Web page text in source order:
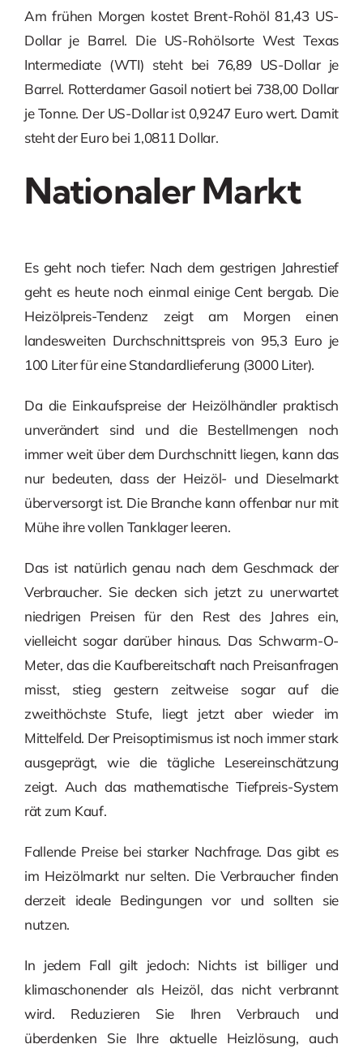
Am frühen Morgen kostet Brent-Rohöl 81,43 US-
Dollar je Barrel. Die US-Rohölsorte West Texas
Intermediate (WTI) steht bei 76,89 US-Dollar je
Barrel. Rotterdamer Gasoil notiert bei 738,00 Dollar
je Tonne. Der US-Dollar ist 0,9247 Euro wert. Damit
steht der Euro bei 1,0811 Dollar.
Nationaler Markt
Es geht noch tiefer: Nach dem gestrigen Jahrestief
geht es heute noch einmal einige Cent bergab. Die
Heizölpreis-Tendenz zeigt am Morgen einen
landesweiten Durchschnittspreis von 95,3 Euro je
100 Liter für eine Standardlieferung (3000 Liter).
Da die Einkaufspreise der Heizölhändler praktisch
unverändert sind und die Bestellmengen noch
immer weit über dem Durchschnitt liegen, kann das
nur bedeuten, dass der Heizöl- und Dieselmarkt
überversorgt ist. Die Branche kann offenbar nur mit
Mühe ihre vollen Tanklager leeren.
Das ist natürlich genau nach dem Geschmack der
Verbraucher. Sie decken sich jetzt zu unerwartet
niedrigen Preisen für den Rest des Jahres ein,
vielleicht sogar darüber hinaus. Das Schwarm-O-
Meter, das die Kaufbereitschaft nach Preisanfragen
misst, stieg gestern zeitweise sogar auf die
zweithöchste Stufe, liegt jetzt aber wieder im
Mittelfeld. Der Preisoptimismus ist noch immer stark
ausgeprägt, wie die tägliche Lesereinschätzung
zeigt. Auch das mathematische Tiefpreis-System
rät zum Kauf.
Fallende Preise bei starker Nachfrage. Das gibt es
im Heizölmarkt nur selten. Die Verbraucher finden
derzeit ideale Bedingungen vor und sollten sie
nutzen.
In jedem Fall gilt jedoch: Nichts ist billiger und
klimaschonender als Heizöl, das nicht verbrannt
wird. Reduzieren Sie Ihren Verbrauch und
überdenken Sie Ihre aktuelle Heizlösung, auch